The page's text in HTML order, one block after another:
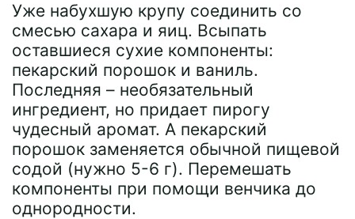
Уже набухшую крупу соединить со
смесью сахара и яиц. Всыпать
оставшиеся сухие компоненты:
пекарский порошок и ваниль.
Последняя – необязательный
ингредиент, но придает пирогу
чудесный аромат. А пекарский
порошок заменяется обычной пищевой
содой (нужно 5-6 г). Перемешать
компоненты при помощи венчика до
однородности.